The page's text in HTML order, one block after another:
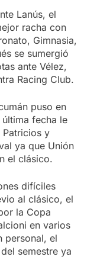
Lanús, el
racha con
Gimnasia,
se sumergió
ante Vélez,
Racing Club.
puso en
fecha le
Patricios y
ya que Unión
el clásico.
difíciles
al clásico, el
la Copa
en varios
personal, el
semestre ya